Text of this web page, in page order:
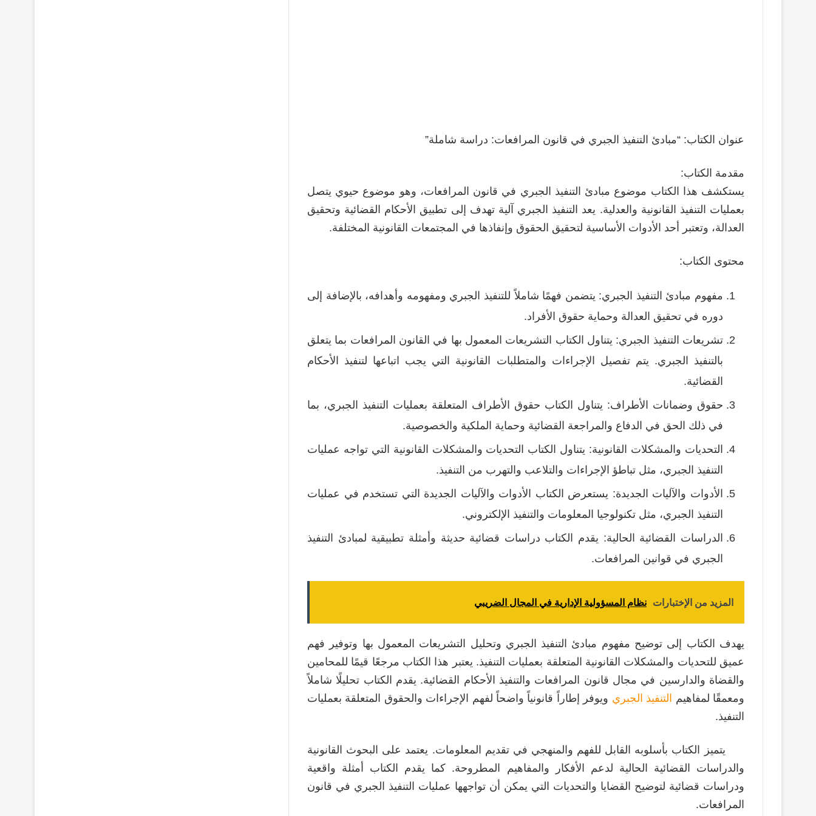
عنوان الكتاب: “مبادئ التنفيذ الجبري في قانون المرافعات: دراسة شاملة”
مقدمة الكتاب:
يستكشف هذا الكتاب موضوع مبادئ التنفيذ الجبري في قانون المرافعات، وهو موضوع حيوي يتصل
بعمليات التنفيذ القانونية والعدلية. يعد التنفيذ الجبري آلية تهدف إلى تطبيق الأحكام القضائية وتحقيق
العدالة، وتعتبر أحد الأدوات الأساسية لتحقيق الحقوق وإنفاذها في المجتمعات القانونية المختلفة.
محتوى الكتاب:
مفهوم مبادئ التنفيذ الجبري: يتضمن فهمًا شاملاً للتنفيذ الجبري ومفهومه وأهدافه، بالإضافة إلى
دوره في تحقيق العدالة وحماية حقوق الأفراد.
تشريعات التنفيذ الجبري: يتناول الكتاب التشريعات المعمول بها في القانون المرافعات بما يتعلق
بالتنفيذ الجبري. يتم تفصيل الإجراءات والمتطلبات القانونية التي يجب اتباعها لتنفيذ الأحكام
القضائية.
حقوق وضمانات الأطراف: يتناول الكتاب حقوق الأطراف المتعلقة بعمليات التنفيذ الجبري، بما
في ذلك الحق في الدفاع والمراجعة القضائية وحماية الملكية والخصوصية.
التحديات والمشكلات القانونية: يتناول الكتاب التحديات والمشكلات القانونية التي تواجه عمليات
التنفيذ الجبري، مثل تباطؤ الإجراءات والتلاعب والتهرب من التنفيذ.
الأدوات والآليات الجديدة: يستعرض الكتاب الأدوات والآليات الجديدة التي تستخدم في عمليات
التنفيذ الجبري، مثل تكنولوجيا المعلومات والتنفيذ الإلكتروني.
الدراسات القضائية الحالية: يقدم الكتاب دراسات قضائية حديثة وأمثلة تطبيقية لمبادئ التنفيذ
الجبري في قوانين المرافعات.
المزيد من الإختبارات نظام المسؤولية الإدارية في المجال الضريبي
يهدف الكتاب إلى توضيح مفهوم مبادئ التنفيذ الجبري وتحليل التشريعات المعمول بها وتوفير فهم
عميق للتحديات والمشكلات القانونية المتعلقة بعمليات التنفيذ. يعتبر هذا الكتاب مرجعًا قيمًا للمحامين
والقضاة والدارسين في مجال قانون المرافعات والتنفيذ الأحكام القضائية. يقدم الكتاب تحليلًا شاملاً
ومعمقًا لمفاهيم
التنفيذ الجبري ويوفر إطاراً قانونياً واضحاً لفهم الإجراءات والحقوق المتعلقة بعمليات
التنفيذ.
يتميز الكتاب بأسلوبه القابل للفهم والمنهجي في تقديم المعلومات. يعتمد على البحوث القانونية
والدراسات القضائية الحالية لدعم الأفكار والمفاهيم المطروحة. كما يقدم الكتاب أمثلة واقعية
ودراسات قضائية لتوضيح القضايا والتحديات التي يمكن أن تواجهها عمليات التنفيذ الجبري في قانون
المرافعات.